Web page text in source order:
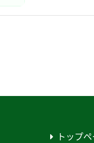
トップ